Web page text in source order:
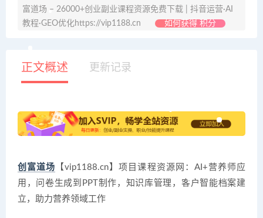
富道场 – 26000+创业副业课程资源免费下载 | 抖音运营·AI
教程·GEO优化https://vip1188.cn
如何获得 积分
正文概述 更新记录
创富道场 【vip1188.cn】项目课程资源网：AI+营养师应
用，问卷生成到PPT制作，知识库管理，客户智能档案建
立，助力营养领域工作